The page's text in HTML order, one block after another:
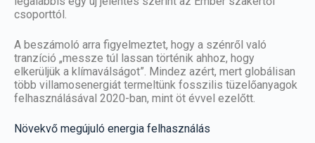
csoporttól.
A beszámoló arra figyelmeztet, hogy a szénről való
tranzíció „messze túl lassan történik ahhoz, hogy
elkerüljük a klímaválságot”. Mindez azért, mert globálisan
több villamosenergiát termeltünk fosszilis tüzelőanyagok
felhasználásával 2020-ban, mint öt évvel ezelőtt.
Növekvő megújuló energia felhasználás